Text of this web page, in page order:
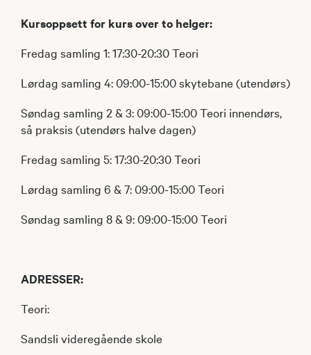
Kursoppsett for kurs over to helger:
Fredag samling 1: 17:30-20:30 Teori
Lørdag samling 4: 09:00-15:00 skytebane (utendørs)
Søndag samling 2 & 3: 09:00-15:00​ Teori innendørs,
så praksis (utendørs halve dagen)
Fredag samling 5: 17:30-20:30 Teori
Lørdag samling 6 & 7: 09:00-15:00 Teori
Søndag samling 8 & 9: 09:00-15:00 Teori
ADRESSER:
Teori:
Sandsli videregående skole